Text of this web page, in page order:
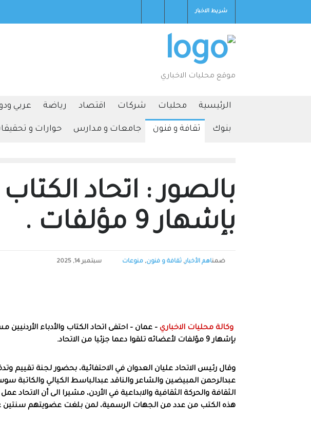
شريط الاخبار
2026-08-06T19:36:40+0000
موقع محليات الاخباري
الرئيسية محليات شركات اقتصاد رياضة عربي
بنوك ثقافة و فنون جامعات و مدارس حوارات و
بالصور : اتحاد
بإشهار 9 مؤلفات .
ضمناهم الأخبار, ثقافة و فنون, منوعات سبتمبر 14, 2025
وكالة محليات الاخباري – عمان – احتفى اتحاد الكتاب والأدباء
بإشهار 9 مؤلفات لأعضائه تلقوا دعما جزئيا من الاتحاد.
وقال رئيس الاتحاد عليان العدوان في الاحتفائية، بحضور لجنة تقييم
عبدالرحمن المبيضين والشاعر والناقد عبدالباسط الكيالي والكاتبة
الثقافة والحركة الثقافية والابداعية في الأردن، مشيرا الى أن الاتحاد
هذه الكتب من عدد من الجهات الرسمية، لمن بلغت عضويتهم سنتين